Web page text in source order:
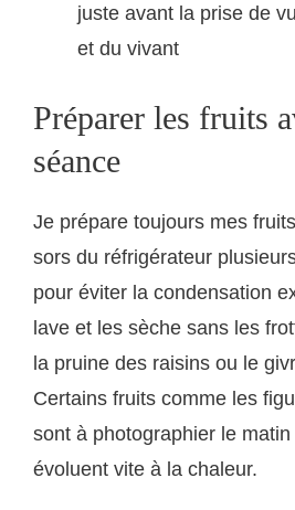
juste avant la prise de
et du vivant
Préparer les fruits
séance
Je prépare toujours mes
sors du réfrigérateur
pour éviter la condensation
lave et les sèche sans les
la pruine des raisins ou le
Certains fruits comme les
sont à photographier le
évoluent vite à la chaleur.